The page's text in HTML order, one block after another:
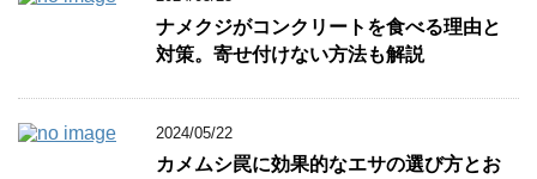
ウ
で
開
き
い
(
新
し
ド
ウ
で
ウ
で
開
き
ナメクジがコンクリートを食べる理由と
対策。寄せ付けない方法も解説
2024/05/22
カメムシ罠に効果的なエサの選び方とお